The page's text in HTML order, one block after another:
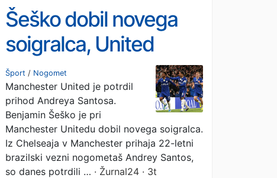
Šeško dobil novega
soigralca, United
speljal zvezdnika
velikim tekmecem
Šport / Nogomet
Manchester United je potrdil
prihod Andreya Santosa.
Benjamin Šeško je pri
Manchester Unitedu dobil novega soigralca.
Iz Chelseaja v Manchester prihaja 22-letni
brazilski vezni nogometaš Andrey Santos,
so danes potrdili … · Žurnal24 · 3t